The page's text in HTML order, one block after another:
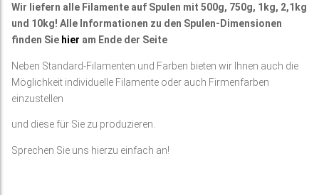
Wir liefern alle Filamente auf Spulen mit 500g, 750g, 1kg, 2,1kg
und 10kg! Alle Informationen zu den Spulen-Dimensionen
finden Sie hier am Ende der Seite
Neben Standard-Filamenten und Farben bieten wir Ihnen auch die
Möglichkeit individuelle Filamente oder auch Firmenfarben
einzustellen
und diese für Sie zu produzieren.
Sprechen Sie uns hierzu einfach an!